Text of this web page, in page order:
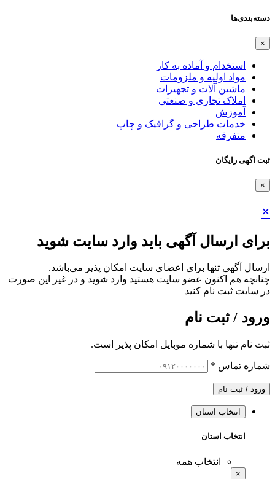
دسته‌بندی‌ها
×
استخدام و آماده به کار
مواد اولیه و ملزومات
ماشین آلات و تجهیزات
املاک تجاری و صنعتی
آموزش
خدمات طراحی و گرافیک و چاپ
متفرقه
ثبت اگهی رایگان
×
×
برای ارسال آگهی باید وارد سایت شوید
ارسال آگهی تنها برای اعضای سایت امکان پذیر می‌باشد.
چنانچه هم‌ اکنون عضو سایت هستید وارد شوید و در غیر این صورت
در سایت ثبت نام کنید
ورود / ثبت نام
ثبت نام تنها با شماره موبایل امکان پذیر است.
شماره تماس *
ورود / ثبت نام
انتخاب استان
انتخاب استان
انتخاب همه
×